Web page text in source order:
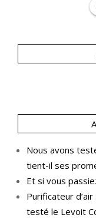
Nous avons
tient-il ses
Et si vous
Purificateur
testé le Levoit